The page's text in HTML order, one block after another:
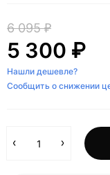
6 095 ₽
5 300 ₽
Нашли дешевле?
Сообщить о снижении